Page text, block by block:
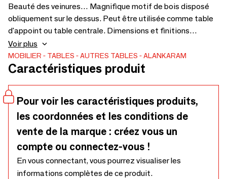
Beauté des veinures… Magnifique motif de bois disposé
obliquement sur le dessus. Peut être utilisée comme table
d'appoint ou table centrale. Dimensions et finitions
personnalisables : 600 x 600 x 750 cm.
Voir plus
MOBILIER TABLES AUTRES TABLES ALANKARAM
Caractéristiques produit
Pour voir les caractéristiques produits,
les coordonnées et les conditions de
vente de la marque : créez vous un
compte ou connectez-vous !
En vous connectant, vous pourrez visualiser les
informations complètes de ce produit.